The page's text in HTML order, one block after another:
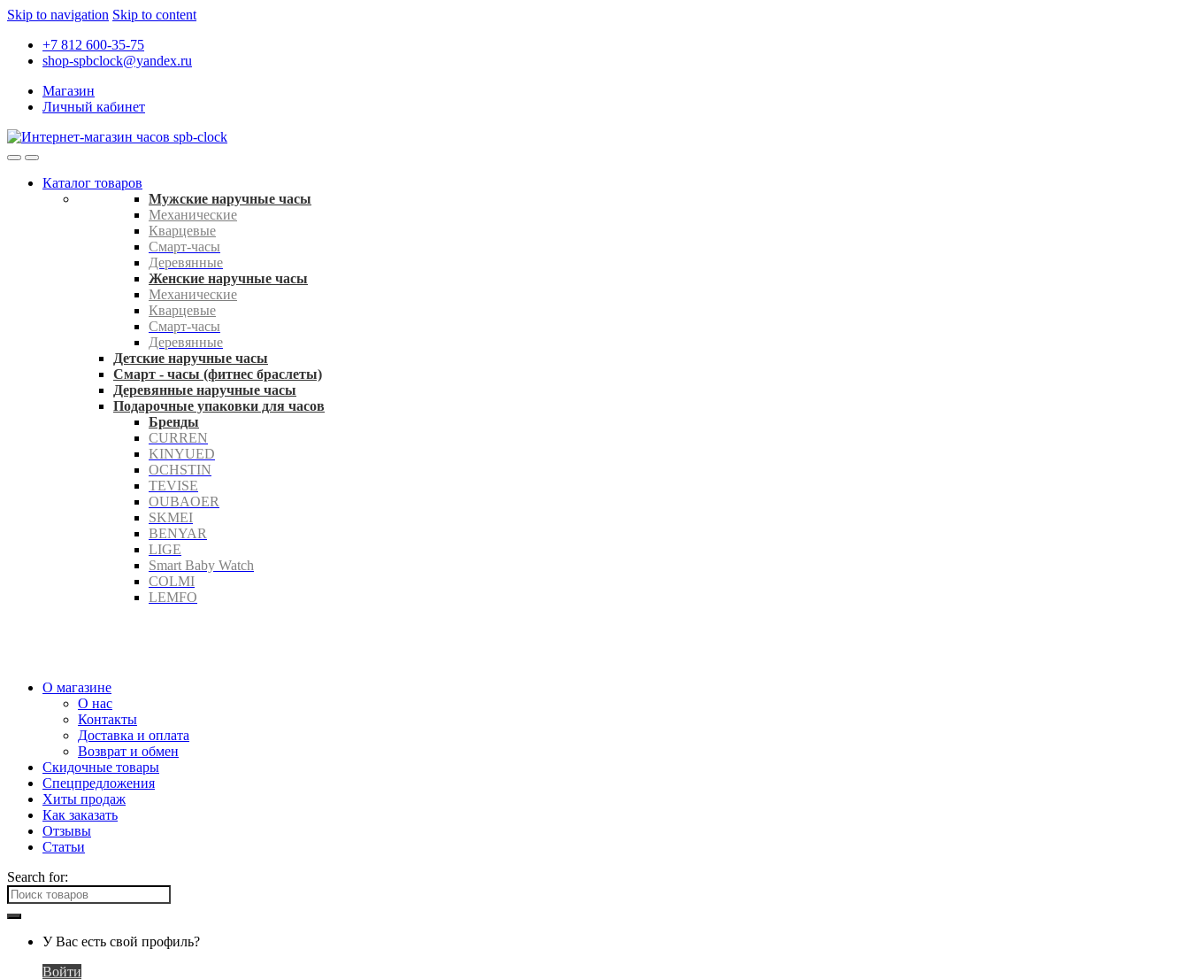
Skip to navigation Skip to content
+7 812 600-35-75
shop-spbclock@yandex.ru
Магазин
Личный кабинет
Каталог товаров
Мужские наручные часы
Механические
Кварцевые
Смарт-часы
Деревянные
Женские наручные часы
Механические
Кварцевые
Смарт-часы
Деревянные
Детские наручные часы
Смарт - часы (фитнес браслеты)
Деревянные наручные часы
Подарочные упаковки для часов
Бренды
CURREN
KINYUED
OCHSTIN
TEVISE
OUBAOER
SKMEI
BENYAR
LIGE
Smart Baby Watch
COLMI
LEMFO
О магазине
О нас
Контакты
Доставка и оплата
Возврат и обмен
Скидочные товары
Спецпредложения
Хиты продаж
Как заказать
Отзывы
Статьи
Search for:
У Вас есть свой профиль?
Войти